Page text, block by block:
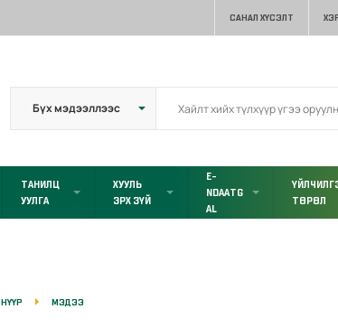
САНАЛ ХҮСЭЛТ
ТАНИЛЦ
УУЛГА
ХУУЛЬ
ЭРХ ЗҮЙ
E-
NDAATG
AL
ТӨРӨЛ
НҮҮР МЭДЭЭ